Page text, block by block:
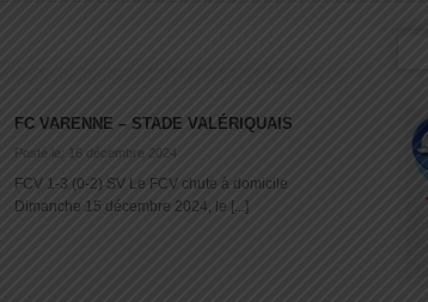
FC VARENNE – STADE VALÉRIQUAIS
Posté le: 16 décembre 2024
FCV 1-3 (0-2) SV Le FCV chute à domicile
Dimanche 15 décembre 2024, le [...]